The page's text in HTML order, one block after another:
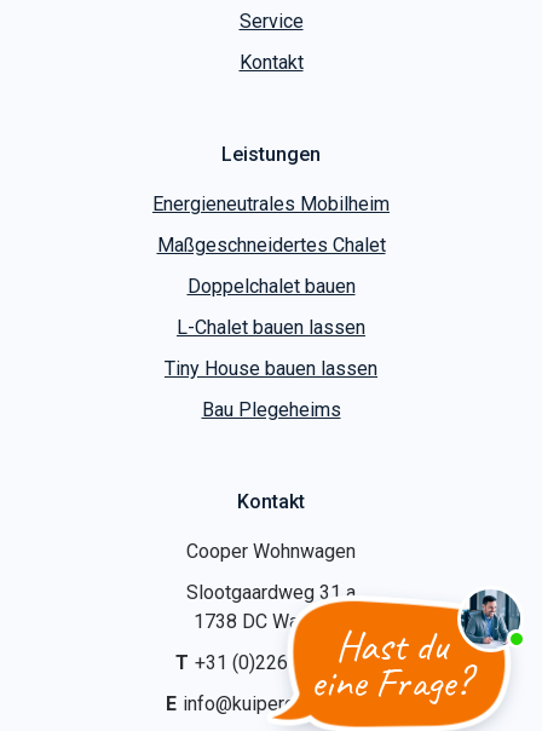
Hast du
eine Frage?
Service
Kontakt
Leistungen
Energieneutrales Mobilheim
Maßgeschneidertes Chalet
Doppelchalet bauen
L-Chalet bauen lassen
Tiny House bauen lassen
Bau Plegeheims
Kontakt
Cooper Wohnwagen
Slootgaardweg 31 a
1738 DC Waarland
T +31 (0)226 74 52 62
E info@kuipercaravans.nl